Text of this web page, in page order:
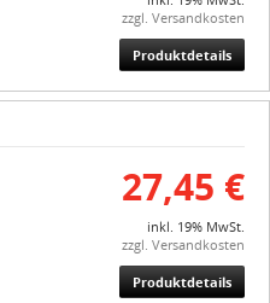
zzgl. Versandkosten
Produktdetails
27,45 €
inkl. 19% MwSt.
zzgl. Versandkosten
Produktdetails